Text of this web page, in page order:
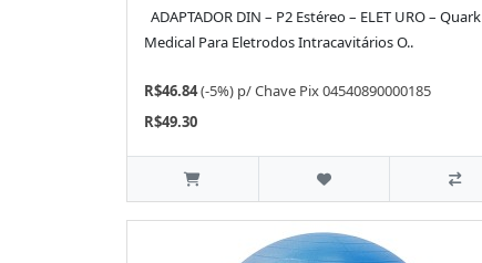
ADAPTADOR DIN – P2 Estéreo – ELET URO – Quark
Medical Para Eletrodos Intracavitários O..
R$46.84(-5%) p/Chave Pix 04540890000185
R$49.30